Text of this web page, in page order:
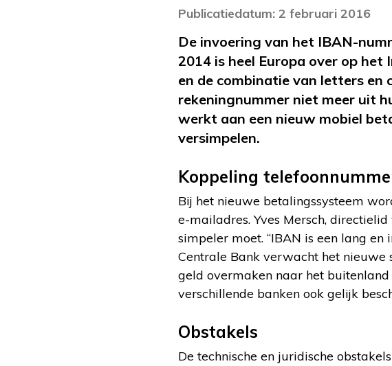
Publicatiedatum: 2 februari 2016
De invoering van het IBAN-
2014 is heel Europa over op
en de combinatie van letters en
rekeningnummer niet meer uit
werkt aan een nieuw mobiel
versimpelen.
Koppeling
Bij het nieuwe betalingssysteem
e-mailadres. Yves Mersch,
simpeler moet. “IBAN is een lang
Centrale Bank verwacht het nieuwe
geld overmaken naar het
verschillende banken ook gelijk
Obstakels
De technische en juridische